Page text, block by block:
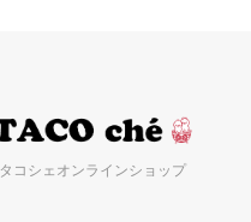
タコシェオンラインショップ